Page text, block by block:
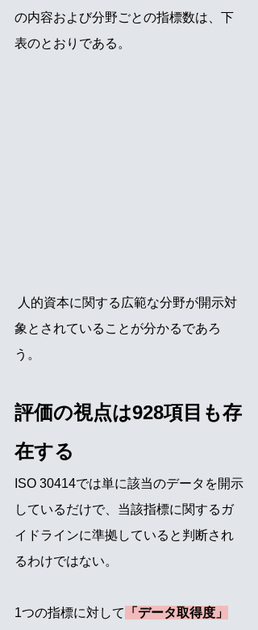
の内容および分野ごとの指標数は、下
表のとおりである。
象とされていることが分かるであろ
う。
評価の視点は928項目も存
在する
ISO 30414では単に該当のデータを開示
しているだけで、当該指標に関するガ
イドラインに準拠していると判断され
るわけではない。
1つの指標に対して
「データ取得度」